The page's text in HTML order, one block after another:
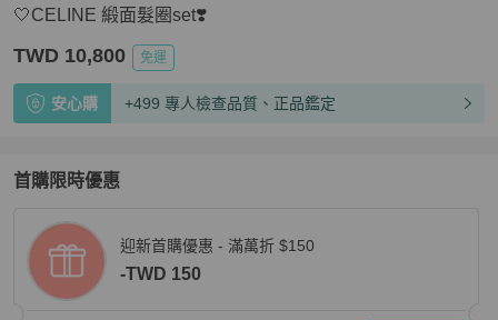
🤍CELINE 緞面髮圈set❣️
TWD 10,800 免運
安心購 +499 專人檢查品質、正品鑑定
首購限時優惠
迎新首購優惠 - 滿萬折 $150
-TWD 150